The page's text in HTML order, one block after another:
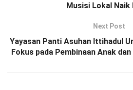
Musisi Lokal Naik
Next Post
Yayasan Panti Asuhan Ittihadul
Fokus pada Pembinaan Anak